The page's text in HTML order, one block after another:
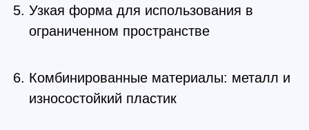
Узкая форма для использования в
ограниченном пространстве
Комбинированные материалы: металл и
износостойкий пластик